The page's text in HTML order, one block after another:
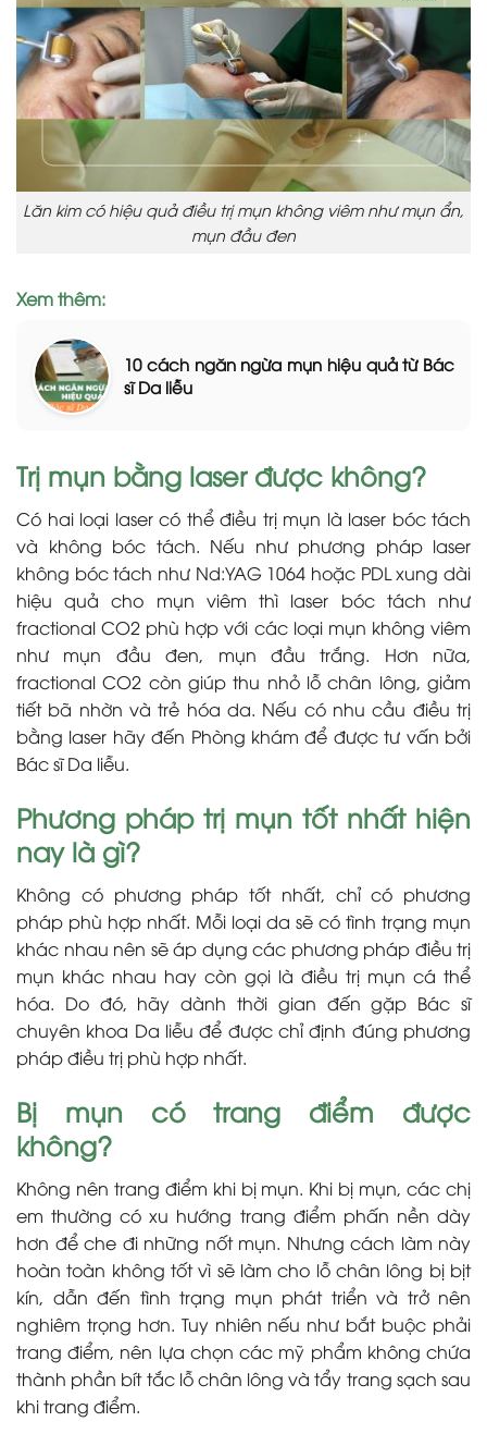
Lăn kim có hiệu quả điều trị mụn không viêm như mụn ẩn,
mụn đầu đen
Xem thêm:
10 cách ngăn ngừa mụn hiệu quả từ Bác
sĩ Da liễu
Trị mụn bằng laser được không?
Có hai loại laser có thể điều trị mụn là laser bóc tách
và không bóc tách. Nếu như phương pháp laser
không bóc tách như Nd:YAG 1064 hoặc PDL xung dài
hiệu quả cho mụn viêm thì laser bóc tách như
fractional CO2 phù hợp với các loại mụn không viêm
như mụn đầu đen, mụn đầu trắng. Hơn nữa,
fractional CO2 còn giúp thu nhỏ lỗ chân lông, giảm
tiết bã nhờn và trẻ hóa da. Nếu có nhu cầu điều trị
bằng laser hãy đến Phòng khám để được tư vấn bởi
Bác sĩ Da liễu.
Phương pháp trị mụn tốt nhất hiện
nay là gì?
Không có phương pháp tốt nhất, chỉ có phương
pháp phù hợp nhất. Mỗi loại da sẽ có tình trạng mụn
khác nhau nên sẽ áp dụng các phương pháp điều trị
mụn khác nhau hay còn gọi là điều trị mụn cá thể
hóa. Do đó, hãy dành thời gian đến gặp Bác sĩ
chuyên khoa Da liễu để được chỉ định đúng phương
pháp điều trị phù hợp nhất.
Bị mụn có trang điểm được
không?
Không nên trang điểm khi bị mụn. Khi bị mụn, các chị
em thường có xu hướng trang điểm phấn nền dày
hơn để che đi những nốt mụn. Nhưng cách làm này
hoàn toàn không tốt vì sẽ làm cho lỗ chân lông bị bịt
kín, dẫn đến tình trạng mụn phát triển và trở nên
nghiêm trọng hơn. Tuy nhiên nếu như bắt buộc phải
trang điểm, nên lựa chọn các mỹ phẩm không chứa
thành phần bít tắc lỗ chân lông và tẩy trang sạch sau
khi trang điểm.